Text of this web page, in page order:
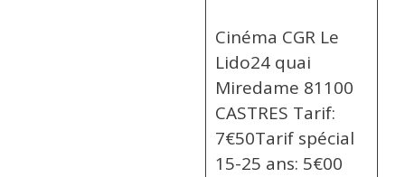
Cinéma CGR Le
Lido24 quai
Miredame 81100
CASTRES Tarif:
7€50Tarif spécial
15-25 ans: 5€00